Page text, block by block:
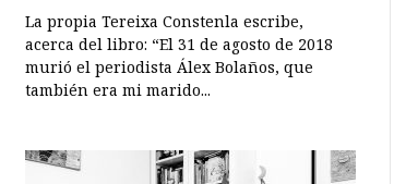
La propia Tereixa Constenla escribe,
acerca del libro: “El 31 de agosto de 2018
murió el periodista Álex Bolaños, que
también era mi marido...